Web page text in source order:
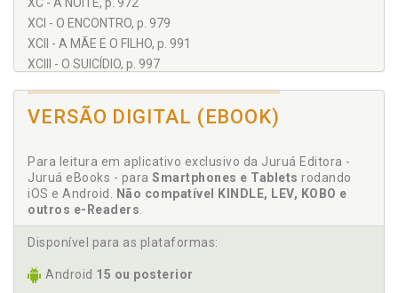
XC - A NOITE, p. 972
XCI - O ENCONTRO, p. 979
XCII - A MÃE E O FILHO, p. 991
XCIII - O SUICÍDIO, p. 997
XCV - A CONFISSÃO, p. 1013
XCVI - O PAI E A FILHA, p. 1025
XCVIII - A ESTRADA DA BÉLGICA, p. 1044
XCIX - O ALBERGUE DO SINO E DA GARRAFA, p. 1051
C - A LEI, p. 1063
CI - A APARIÇÃO, p. 1073
CII - LOCUSTA, p. 1080
CIII - VALENTINE, p. 1086
VERSÃO DIGITAL (EBOOK)
Para leitura em aplicativo exclusivo da Juruá Editora -
Juruá eBooks - para Smartphones e Tablets rodando
iOS e Android. Não compatível KINDLE, LEV, KOBO e
outros e-Readers.
Disponível para as plataformas:
Android 15 ou posterior